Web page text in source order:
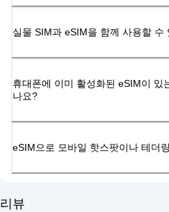
실물 SIM과 eSIM을 함께 사용할 수
휴대폰에 이미 활성화된 eSIM이 있
나요?
eSIM으로 모바일 핫스팟이나 테더
리뷰